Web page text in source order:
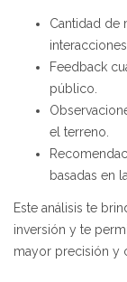
Cantidad de
Feedback
público.
el terreno.
basadas en
Este análisis te
inversión y te
mayor precisión y